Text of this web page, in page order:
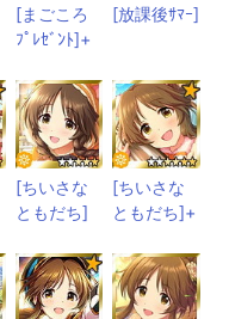
[まごころ
ﾌﾟﾚｾﾞﾝﾄ]+
[放課後ｻﾏｰ]
[ちいさな
ともだち]
[ちいさな
ともだち]+